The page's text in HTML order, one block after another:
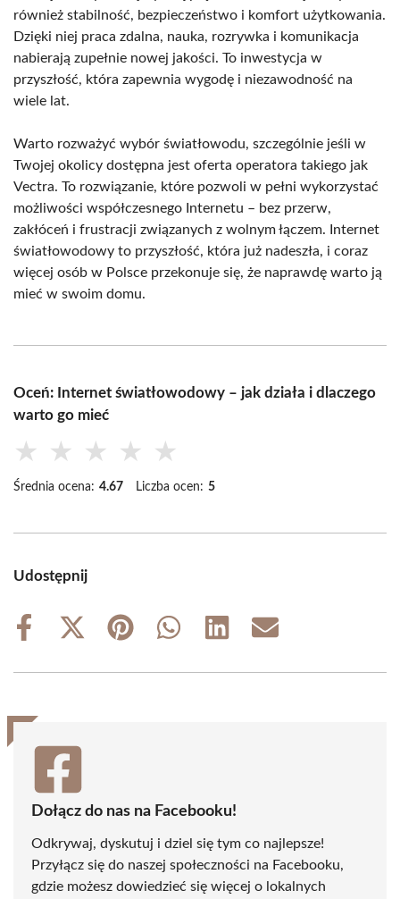
również stabilność, bezpieczeństwo i komfort użytkowania.
Dzięki niej praca zdalna, nauka, rozrywka i komunikacja
nabierają zupełnie nowej jakości. To inwestycja w
przyszłość, która zapewnia wygodę i niezawodność na
wiele lat.
Warto rozważyć wybór światłowodu, szczególnie jeśli w
Twojej okolicy dostępna jest oferta operatora takiego jak
Vectra. To rozwiązanie, które pozwoli w pełni wykorzystać
możliwości współczesnego Internetu – bez przerw,
zakłóceń i frustracji związanych z wolnym łączem. Internet
światłowodowy to przyszłość, która już nadeszła, i coraz
więcej osób w Polsce przekonuje się, że naprawdę warto ją
mieć w swoim domu.
Oceń: Internet światłowodowy – jak działa i dlaczego
warto go mieć
★ ★ ★ ★ ★
Średnia ocena: 4.67 Liczba ocen: 5
Udostępnij
Share
Share
(Twitter)
Share
Share
Share
Share
Dołącz do nas na Facebooku!
Odkrywaj, dyskutuj i dziel się tym co najlepsze!
Przyłącz się do naszej społeczności na Facebooku,
gdzie możesz dowiedzieć się więcej o lokalnych